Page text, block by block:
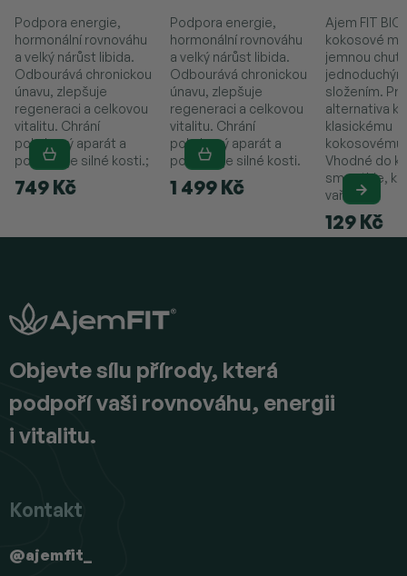
749 Kč
Podpora energie,
hormonální rovnováhu
a velký nárůst libida.
Odbourává chronickou
únavu, zlepšuje
regeneraci a celkovou
vitalitu. Chrání
pohybový aparát a
podporuje silné kosti.;
1 499 Kč
Podpora energie,
hormonální rovnováhu
a velký nárůst libida.
Odbourává chronickou
únavu, zlepšuje
regeneraci a celkovou
vitalitu. Chrání
pohybový aparát a
podporuje silné kosti.
129 Kč
Ajem FIT
kokosové
jemnou chutí
složením.
alternativa ke
klasickému
kokosovému
Vhodné do
smoothie,
vaření.
a
Objevte sílu přírody, která
podpoří vaši rovnováhu, energii
i vitalitu.
Kontakt
@ajemfit_